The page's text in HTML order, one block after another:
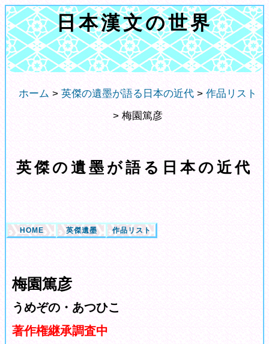
日本漢文の世界
英傑の遺墨が語る日本の近代
梅園篤彦
うめぞの・あつひこ
著作権継承調査中
HOME 英傑遺墨 作品リスト
ホーム > 英傑の遺墨が語る日本の近代> 作品リスト
> 梅園篤彦